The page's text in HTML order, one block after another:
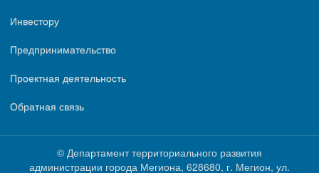
Инвестору
Предпринимательство
Проектная деятельность
Обратная связь
© Департамент территориального развития
администрации города Мегиона, 628680, г. Мегион, ул.